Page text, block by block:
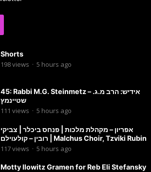
Shorts
198views · 5 hours ago
45: Rabbi M.G. Steinmetz – אידיש: הרב מ.ג.
שטיינמץ
111 views · 5 hours ago
אפריון – מקהלת מלכות | פנחס ביכלר | צביקי
רובין – קולעוילם | Malchus Choir, Tzviki Rubin
117views · 5 hours ago
Motty Ilowitz Gramen for Reb Eli Stefansky